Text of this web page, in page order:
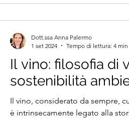
Il vino: filosofia di
sostenibilità
Il vino, considerato da sempre,
è intrinsecamente legato alla
Dott.ssa Anna Palermo
1 set 2024
Tempo di lettura: 4 min